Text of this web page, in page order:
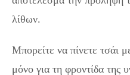
λίθων.
Μπορείτε να πίνετε τσάι
μόνο για τη φροντίδα της